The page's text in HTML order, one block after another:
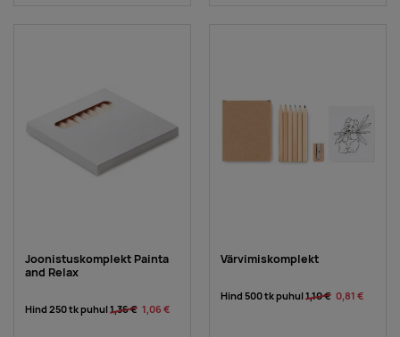
Joonistuskomplekt Painta
and Relax
Hind 250 tk puhul1,36 € 1,06 €
Värvimiskomplekt
Hind 500 tk puhul1,10 € 0,81 €